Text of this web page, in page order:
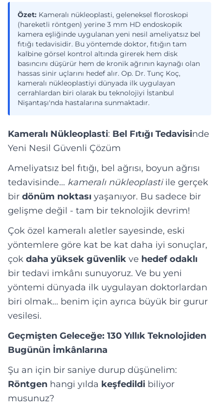
Özet: Kameralı nükleoplasti, geleneksel floroskopi
(hareketli röntgen) yerine 3 mm HD endoskopik
kamera eşliğinde uygulanan yeni nesil ameliyatsız bel
fıtığı tedavisidir. Bu yöntemde doktor, fıtığın tam
kalbine görsel kontrol altında girerek hem disk
basıncını düşürür hem de kronik ağrının kaynağı olan
hassas sinir uçlarını hedef alır. Op. Dr. Tunç Koç,
kameralı nükleoplastiyi dünyada ilk uygulayan
cerrahlardan biri olarak bu teknolojiyi İstanbul
Nişantaşı'nda hastalarına sunmaktadır.
Kameralı Nükleoplasti: Bel Fıtığı Tedavisinde
Yeni Nesil Güvenli Çözüm
Ameliyatsız bel fıtığı, bel ağrısı, boyun ağrısı
tedavisinde... kameralı nükleoplastiile gerçek
bir dönüm noktası yaşanıyor. Bu sadece bir
gelişme değil - tam bir teknolojik devrim!
Çok özel kameralı aletler sayesinde, eski
yöntemlere göre kat be kat daha iyi sonuçlar,
çok daha yüksek güvenlik ve hedef odaklı
bir tedavi imkânı sunuyoruz. Ve bu yeni
yöntemi dünyada ilk uygulayan doktorlardan
biri olmak... benim için ayrıca büyük bir gurur
vesilesi.
Geçmişten Geleceğe: 130 Yıllık Teknolojiden
Bugünün İmkânlarına
Şu an için bir saniye durup düşünelim:
Röntgen hangi yılda keşfedildi biliyor
musunuz?